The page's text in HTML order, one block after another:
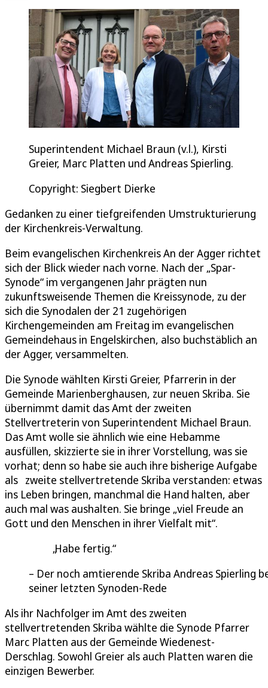
Superintendent Michael Braun (v.l.), Kirsti
Greier, Marc Platten und Andreas Spierling.
Copyright: Siegbert Dierke
Gedanken zu einer tiefgreifenden Umstrukturierung
der Kirchenkreis-Verwaltung.
Beim evangelischen Kirchenkreis An der Agger richtet
sich der Blick wieder nach vorne. Nach der „Spar-
Synode“ im vergangenen Jahr prägten nun
zukunftsweisende Themen die Kreissynode, zu der
sich die Synodalen der 21 zugehörigen
Kirchengemeinden am Freitag im evangelischen
Gemeindehaus in Engelskirchen, also buchstäblich an
der Agger, versammelten.
Die Synode wählten Kirsti Greier, Pfarrerin in der
Gemeinde Marienberghausen, zur neuen Skriba. Sie
übernimmt damit das Amt der zweiten
Stellvertreterin von Superintendent Michael Braun.
Das Amt wolle sie ähnlich wie eine Hebamme
ausfüllen, skizzierte sie in ihrer Vorstellung, was sie
vorhat; denn so habe sie auch ihre bisherige Aufgabe
als zweite stellvertretende Skriba verstanden: etwas
ins Leben bringen, manchmal die Hand halten, aber
auch mal was aushalten. Sie bringe „viel Freude an
Gott und den Menschen in ihrer Vielfalt mit“.
Habe fertig.
Der noch amtierende Skriba Andreas Spierling
seiner letzten Synoden-Rede
Als ihr Nachfolger im Amt des zweiten
stellvertretenden Skriba wählte die Synode Pfarrer
Marc Platten aus der Gemeinde Wiedenest-
Derschlag. Sowohl Greier als auch Platten waren die
einzigen Bewerber.